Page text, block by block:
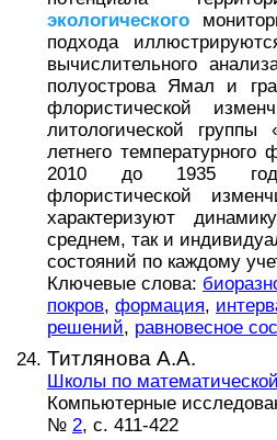
экологического
подхода
вычислительного
полуострова Ямал и
флористической
литологической
летнего
2010 до 1935 года.
флористической
характеризуют
среднем, так и
состояний по каждому
Ключевые слова:
покров, формация,
решений, равновесное
Титлянова А.А.
Школы по
Компьютерные
№ 2, с. 411-422